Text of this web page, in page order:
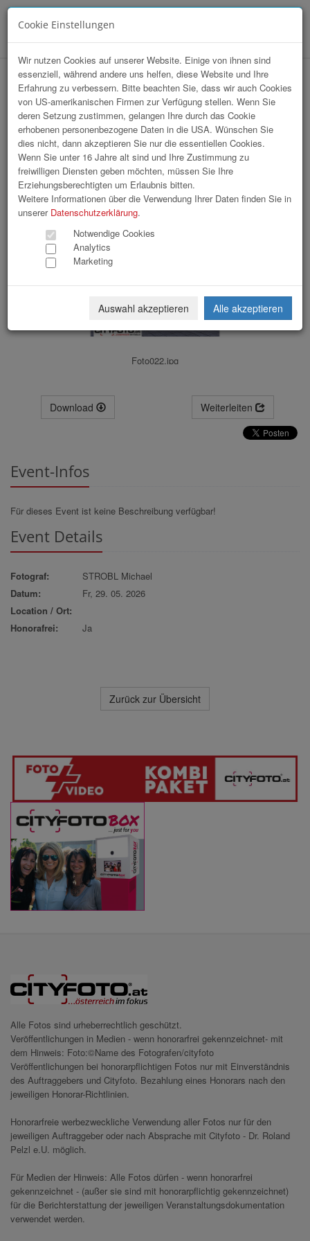
Installation Domplatz / Wkoö
FloristInnen
Foto022.jpg
Download Weiterleiten
Event-Infos
Für dieses Event ist keine Beschreibung verfügbar!
Event Details
Fotograf:
STROBL Michael
Datum:
Fr, 29. 05. 2026
Location / Ort:
Honorafrei:
Ja
Zurück zur Übersicht
Alle Fotos sind urheberrechtlich geschützt.
Veröffentlichungen in Medien - wenn honorarfrei gekennzeichnet- mit
dem Hinweis: Foto:©Name des Fotografen/cityfoto
Veröffentlichungen bei honorarpflichtigen Fotos nur mit Einverständnis
des Auftraggebers und Cityfoto. Bezahlung eines Honorars nach den
jeweiligen Honorar-Richtlinien.
Honorarfreie werbezweckliche Verwendung aller Fotos nur für den
jeweiligen Auftraggeber oder nach Absprache mit Cityfoto - Dr. Roland
Pelzl e.U. möglich.
Für Medien der Hinweis: Alle Fotos dürfen - wenn honorarfrei
gekennzeichnet - (außer sie sind mit honorarpflichtig gekennzeichnet)
für die Berichterstattung der jeweiligen Veranstaltungsdokumentation
verwendet werden.
Cookie Einstellungen
Wir nutzen Cookies auf unserer Website. Einige von ihnen sind
essenziell, während andere uns helfen, diese Website und Ihre
Erfahrung zu verbessern. Bitte beachten Sie, dass wir auch Cookies
von US-amerikanischen Firmen zur Verfügung stellen. Wenn Sie
deren Setzung zustimmen, gelangen Ihre durch das Cookie
erhobenen personenbezogene Daten in die USA. Wünschen Sie
dies nicht, dann akzeptieren Sie nur die essentiellen Cookies.
Wenn Sie unter 16 Jahre alt sind und Ihre Zustimmung zu
freiwilligen Diensten geben möchten, müssen Sie Ihre
Erziehungsberechtigten um Erlaubnis bitten.
Weitere Informationen über die Verwendung Ihrer Daten finden Sie in
unserer Datenschutzerklärung.
Notwendige Cookies
Analytics
Marketing
Auswahl akzeptieren Alle akzeptieren